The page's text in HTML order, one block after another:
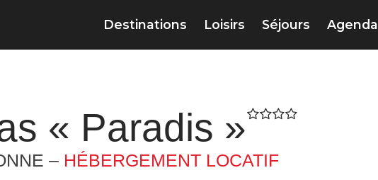
Destinations Loisirs Séjours Agenda
« Paradis »
– HÉBERGEMENT LOCATIF